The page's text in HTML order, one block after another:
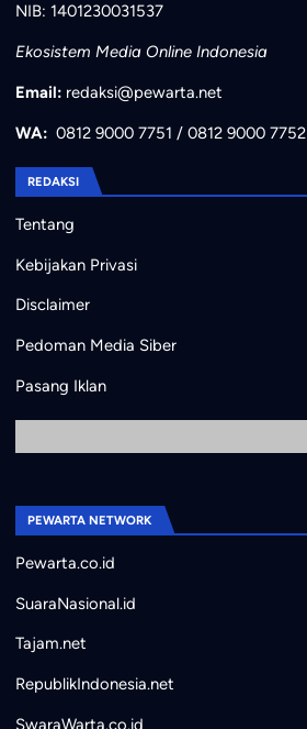
NIB: 1401230031537
Ekosistem Media Online Indonesia
Email: redaksi@pewarta.net
WA: 0812 9000 7751 / 0812 9000 7752
REDAKSI
Tentang
Kebijakan Privasi
Disclaimer
Pedoman Media Siber
Pasang Iklan
PEWARTA NETWORK
Pewarta.co.id
SuaraNasional.id
Tajam.net
RepublikIndonesia.net
SwaraWarta.co.id